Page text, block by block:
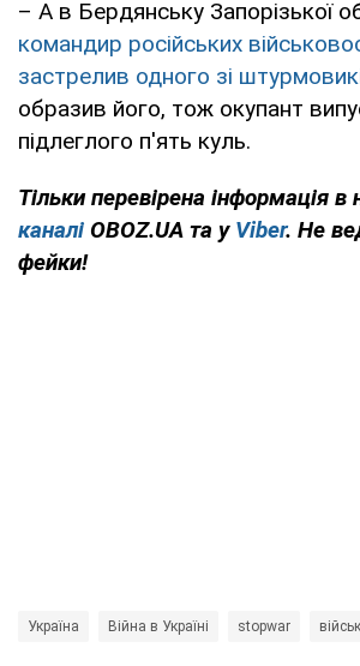
– А в Бердянську Запорізької
командир російських
застрелив одного зі
образив його, тож окупант
підлеглого п'ять куль.
Тільки перевірена інформація в
каналі OBOZ.UA та у Viber. Не
фейки!
Україна Війна в Україні stopwar